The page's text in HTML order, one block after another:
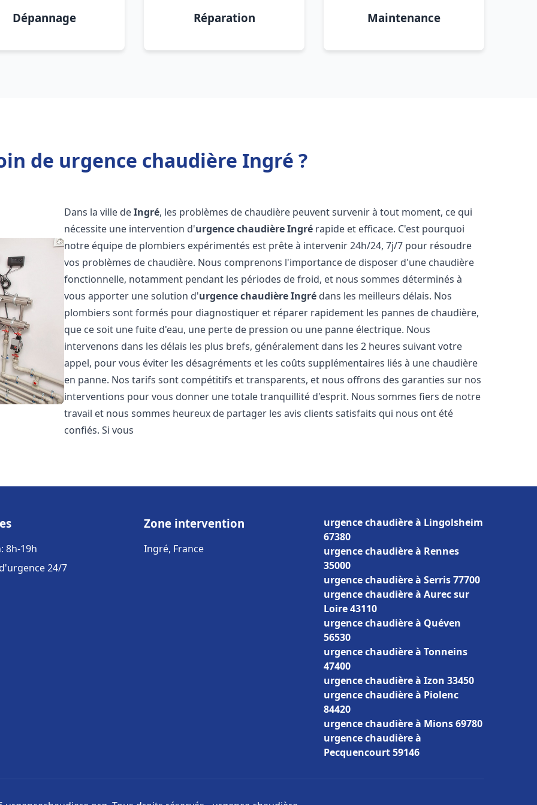
Dépannage Réparation Maintenance
de urgence chaudière Ingré ?
Dans la ville deIngré, les problèmes de chaudière peuvent survenir à tout moment, ce qui
nécessite une intervention d'urgence chaudièreIngré rapide et efficace. C'est pourquoi
notre équipe de plombiers expérimentés est prête à intervenir 24h/24, 7j/7 pour résoudre
vos problèmes de chaudière. Nous comprenons l'importance de disposer d'une chaudière
fonctionnelle, notamment pendant les périodes de froid, et nous sommes déterminés à
vous apporter une solution d'urgence chaudièreIngré dans les meilleurs délais. Nos
plombiers sont formés pour diagnostiquer et réparer rapidement les pannes de chaudière,
que ce soit une fuite d'eau, une perte de pression ou une panne électrique. Nous
intervenons dans les délais les plus brefs, généralement dans les 2 heures suivant votre
appel, pour vous éviter les désagréments et les coûts supplémentaires liés à une chaudière
en panne. Nos tarifs sont compétitifs et transparents, et nous offrons des garanties sur nos
interventions pour vous donner une totale tranquillité d'esprit. Nous sommes fiers de notre
travail et nous sommes heureux de partager les avis clients satisfaits qui nous ont été
confiés. Si vous
8h-19h
24/7
Zone intervention
Ingré, France
urgence chaudière à Lingolsheim
67380
urgence chaudière à Rennes
35000
urgence chaudière à Serris 77700
urgence chaudière à Aurec sur
Loire 43110
urgence chaudière à Quéven
56530
urgence chaudière à Tonneins
47400
urgence chaudière à Izon 33450
urgence chaudière à Piolenc
84420
urgence chaudière à Mions 69780
urgence chaudière à
Pecquencourt 59146